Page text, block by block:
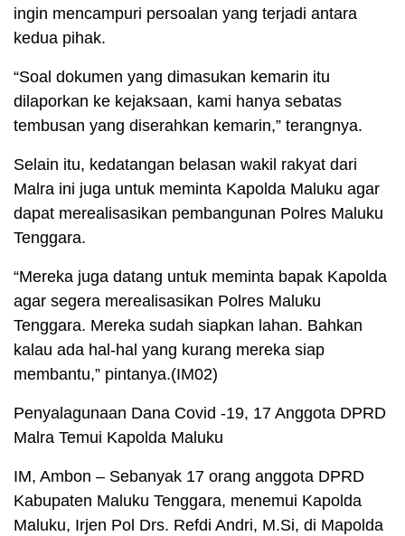
ingin mencampuri persoalan yang terjadi antara
kedua pihak.
“Soal dokumen yang dimasukan kemarin itu
dilaporkan ke kejaksaan, kami hanya sebatas
tembusan yang diserahkan kemarin,” terangnya.
Selain itu, kedatangan belasan wakil rakyat dari
Malra ini juga untuk meminta Kapolda Maluku agar
dapat merealisasikan pembangunan Polres Maluku
Tenggara.
“Mereka juga datang untuk meminta bapak Kapolda
agar segera merealisasikan Polres Maluku
Tenggara. Mereka sudah siapkan lahan. Bahkan
kalau ada hal-hal yang kurang mereka siap
membantu,” pintanya.(IM02)
Penyalagunaan Dana Covid -19, 17 Anggota DPRD
Malra Temui Kapolda Maluku
IM, Ambon – Sebanyak 17 orang anggota DPRD
Kabupaten Maluku Tenggara, menemui Kapolda
Maluku, Irjen Pol Drs. Refdi Andri, M.Si, di Mapolda